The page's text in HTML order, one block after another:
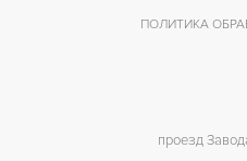
ПОЛИТИКА
проезд